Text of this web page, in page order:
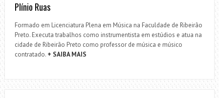
Plínio Ruas
Formado em Licenciatura Plena em Música na Faculdade de Ribeirão
Preto. Executa trabalhos como instrumentista em estúdios e atua na
cidade de Ribeirão Preto como professor de música e músico
contratado. + SAIBA MAIS